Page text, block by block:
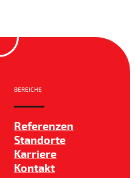
BEREICHE
Referenzen
Standorte
Karriere
Kontakt